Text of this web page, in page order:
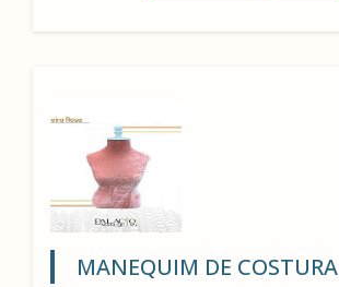
MANEQUIM DE COSTURA